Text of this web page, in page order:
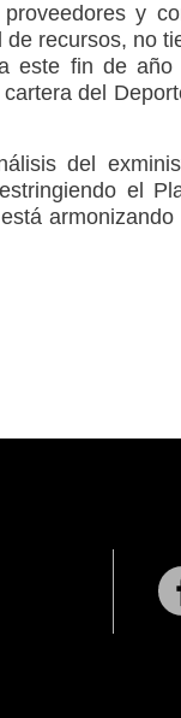
y
recursos, no
este fin de
del
del
el